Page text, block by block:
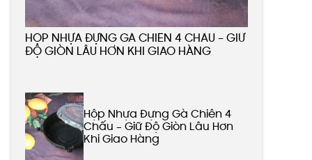
HỘP NHỰA ĐỰNG GÀ CHIÊN 4 CHẤU – GIỮ
ĐỘ GIÒN LÂU HƠN KHI GIAO HÀNG
Hộp Nhựa Đựng Gà Chiên 4
Chấu – Giữ Độ Giòn Lâu Hơn
Khi Giao Hàng